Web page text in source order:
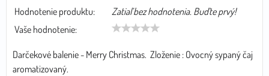
Hodnotenie produktu:
Zatiaľ bez hodnotenia. Buďte prvý!
Vaše hodnotenie:
Darčekové balenie - Merry Christmas. Zloženie : Ovocný sypaný čaj
aromatizovaný.